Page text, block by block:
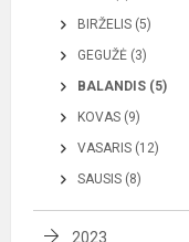
BIRŽELIS (5)
GEGUŽĖ (3)
BALANDIS (5)
KOVAS (9)
VASARIS (12)
SAUSIS (8)
2023